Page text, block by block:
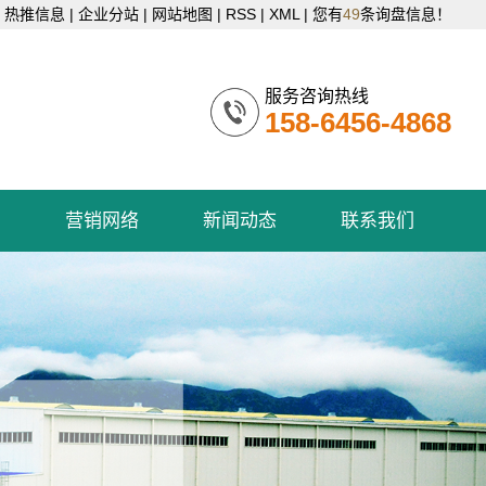
热推信息 | 企业分站 | 网站地图 | RSS | XML | 您有49条询盘信息！
服务咨询热线
158-6456-4868
营销网络 新闻动态
行业资讯
联系我们